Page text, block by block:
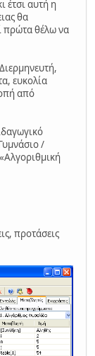
έτσι αυτή η
θα
πρώτα θέλω να
ευκολία
από
/
προτάσεις